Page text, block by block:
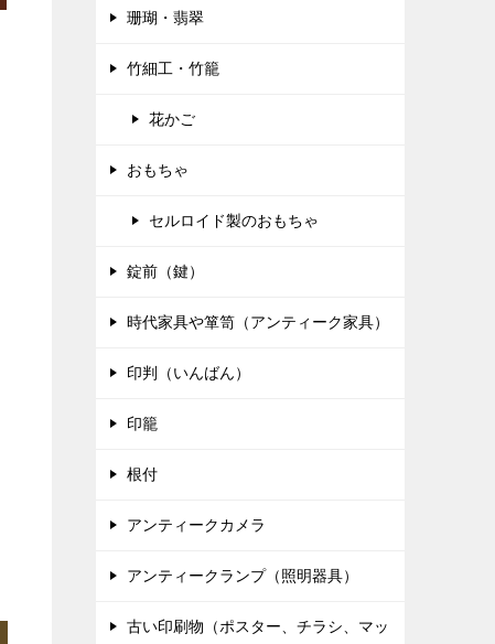
珊瑚・翡翠
竹細工・竹籠
花かご
おもちゃ
セルロイド製のおもちゃ
錠前（鍵）
時代家具や箪笥（アンティーク家具）
印判（いんばん）
印籠
根付
アンティークカメラ
アンティークランプ（照明器具）
古い印刷物（ポスター、チラシ、マッ